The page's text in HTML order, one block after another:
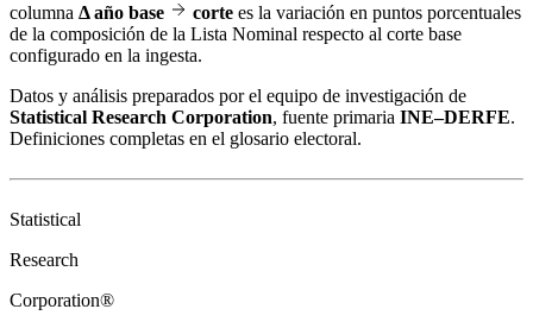
columna Δ año base corte es la variación en puntos porcentuales
de la composición de la Lista Nominal respecto al corte base
configurado en la ingesta.
Datos y análisis preparados por el equipo de investigación de
Statistical Research Corporation, fuente primaria INE–DERFE.
Definiciones completas en el glosario electoral.
Statistical
Research
Corporation®